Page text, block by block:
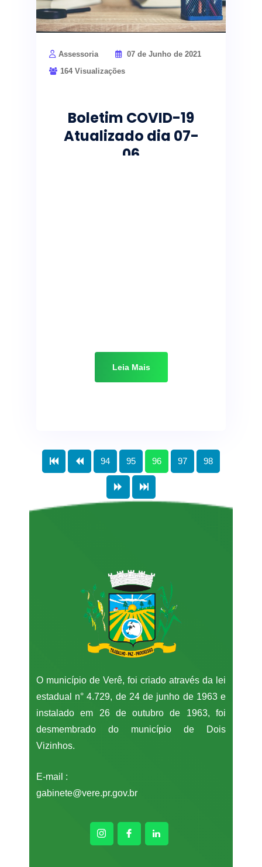
Assessoria
07 de Junho de 2021
164 Visualizações
Boletim COVID-19
Atualizado dia 07-
06
Leia Mais
94 95 96 97 98
O município de Verê, foi criado através da lei
estadual n° 4.729, de 24 de junho de 1963 e
instalado em 26 de outubro de 1963, foi
desmembrado do município de Dois
Vizinhos.
E-mail :
gabinete@vere.pr.gov.br